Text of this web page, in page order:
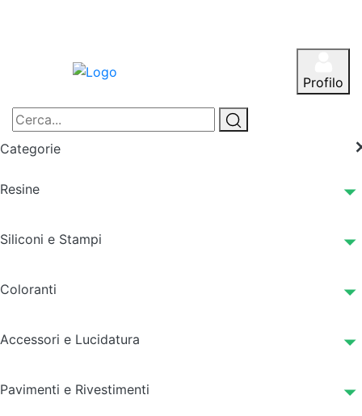
Profilo
Categorie
Resine
Siliconi e Stampi
Coloranti
Accessori e Lucidatura
Pavimenti e Rivestimenti